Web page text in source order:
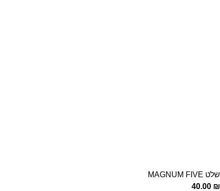
שלט MAGNUM FIVE
₪